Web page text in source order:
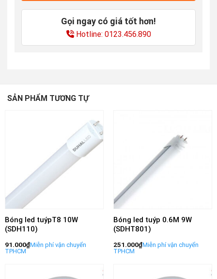
Gọi ngay có giá tốt hơn!
Hotline: 0123.456.890
SẢN PHẨM TƯƠNG TỰ
Bóng led tuýpT8 10W
(SDH110)
91.000₫
Bóng led tuýp 0.6M 9W
(SDHT801)
251.000₫